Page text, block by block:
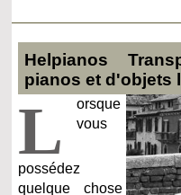
Helpianos
pianos et d'objets
L
orsque
vous
possédez
quelque chose